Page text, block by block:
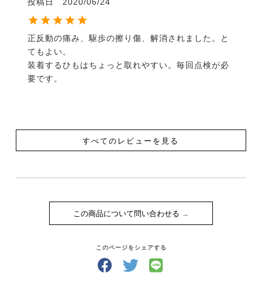
正反動の痛み、駆歩の擦り傷、解消されました。と
てもよい。
装着するひもはちょっと取れやすい。毎回点検が必
要です。
すべてのレビューを見る
この商品について問い合わせる
このページをシェアする